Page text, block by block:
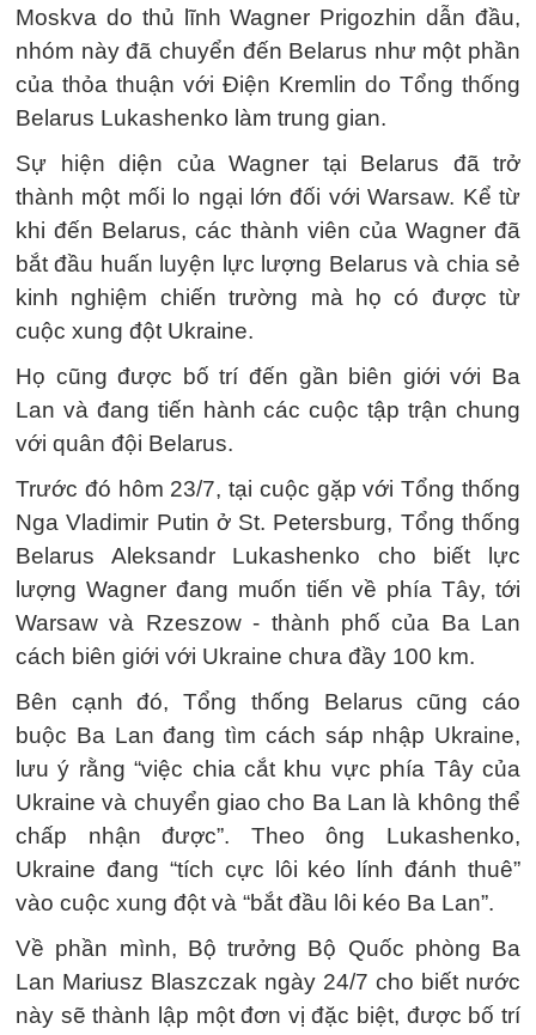
Moskva do thủ lĩnh Wagner Prigozhin dẫn đầu,
nhóm này đã chuyển đến Belarus như một phần
của thỏa thuận với Điện Kremlin do Tổng thống
Belarus Lukashenko làm trung gian.
Sự hiện diện của Wagner tại Belarus đã trở
thành một mối lo ngại lớn đối với Warsaw. Kể từ
khi đến Belarus, các thành viên của Wagner đã
bắt đầu huấn luyện lực lượng Belarus và chia sẻ
kinh nghiệm chiến trường mà họ có được từ
cuộc xung đột Ukraine.
Họ cũng được bố trí đến gần biên giới với Ba
Lan và đang tiến hành các cuộc tập trận chung
với quân đội Belarus.
Trước đó hôm 23/7, tại cuộc gặp với Tổng thống
Nga Vladimir Putin ở St. Petersburg, Tổng thống
Belarus Aleksandr Lukashenko cho biết lực
lượng Wagner đang muốn tiến về phía Tây, tới
Warsaw và Rzeszow - thành phố của Ba Lan
cách biên giới với Ukraine chưa đầy 100 km.
Bên cạnh đó, Tổng thống Belarus cũng cáo
buộc Ba Lan đang tìm cách sáp nhập Ukraine,
lưu ý rằng “việc chia cắt khu vực phía Tây của
Ukraine và chuyển giao cho Ba Lan là không thể
chấp nhận được”. Theo ông Lukashenko,
Ukraine đang “tích cực lôi kéo lính đánh thuê”
vào cuộc xung đột và “bắt đầu lôi kéo Ba Lan”.
Về phần mình, Bộ trưởng Bộ Quốc phòng Ba
Lan Mariusz Blaszczak ngày 24/7 cho biết nước
này sẽ thành lập một đơn vị đặc biệt, được bố trí